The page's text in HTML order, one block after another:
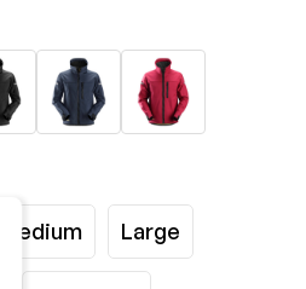
Medium Large